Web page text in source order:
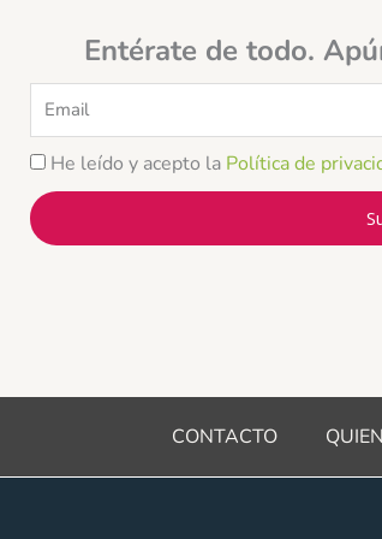
Entérate de todo.
Email
He leído y acepto la Política de
CONTACTO